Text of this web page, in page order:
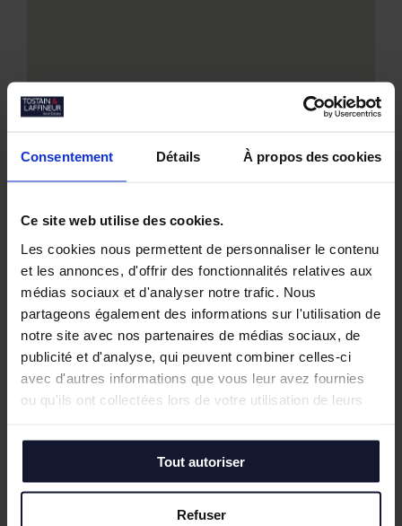
Consentement Détails À propos des cookies
Ce site web utilise des cookies.
Les cookies nous permettent de personnaliser le contenu
et les annonces, d'offrir des fonctionnalités relatives aux
médias sociaux et d'analyser notre trafic. Nous
partageons également des informations sur l'utilisation de
notre site avec nos partenaires de médias sociaux, de
publicité et d'analyse, qui peuvent combiner celles-ci
avec d'autres informations que vous leur avez fournies
ou qu'ils ont collectées lors de votre utilisation de leurs
Tout autoriser
Refuser
Nos biens similaires